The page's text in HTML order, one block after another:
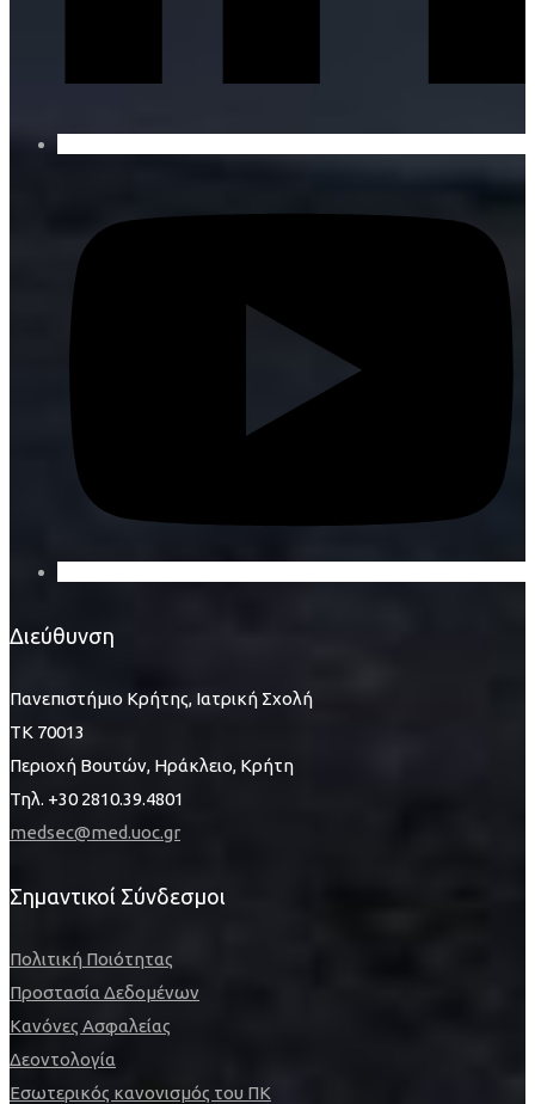
Διεύθυνση
Πανεπιστήμιο Κρήτης, Ιατρική Σχολή
ΤΚ 70013
Περιοχή Βουτών, Ηράκλειο, Κρήτη
Τηλ. +30 2810.39.4801
medsec@med.uoc.gr
Σημαντικοί Σύνδεσμοι
Πολιτική Ποιότητας
Προστασία Δεδομένων
Κανόνες Ασφαλείας
Δεοντολογία
Εσωτερικός κανονισμός του ΠΚ